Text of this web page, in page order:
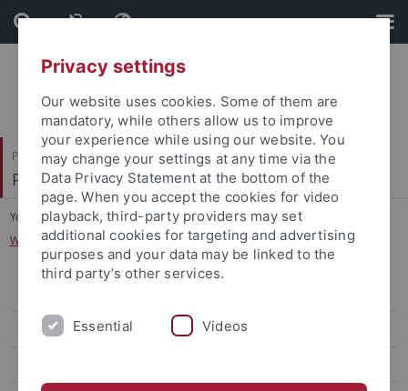
Skip
to
content
Skip
to
footer
Philosophische Fakultät
Prof. Dr. Jörg Robert
You are here: Startseite
...
Workshop Deutsch-Italienischer Kulturtransfer
4. EdiKo Workshop
Privacy settings
Our website uses cookies. Some of them are
mandatory, while others allow us to improve
your experience while using our website. You
may change your settings at any time via the
Data Privacy Statement at the bottom of the
page. When you accept the cookies for video
playback, third-party providers may set
additional cookies for targeting and advertising
purposes and your data may be linked to the
third party’s other services.
Essential Videos